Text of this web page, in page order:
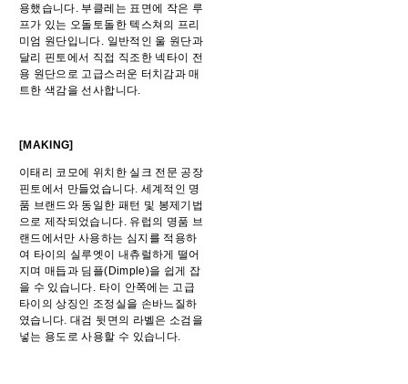
용했습니다. 부클레는 표면에 작은 루
프가 있는 오돌토돌한 텍스쳐의 프리
미엄 원단입니다. 일반적인 울 원단과
달리 핀토에서 직접 직조한 넥타이 전
용 원단으로 고급스러운 터치감과 매
트한 색감을 선사합니다.
[MAKING]
이태리 코모에 위치한 실크 전문 공장
핀토에서 만들었습니다. 세계적인 명
품 브랜드와 동일한 패턴 및 봉제기법
으로 제작되었습니다. 유럽의 명품 브
랜드에서만 사용하는 심지를 적용하
여 타이의 실루엣이 내츄럴하게 떨어
지며 매듭과 딤플(Dimple)을 쉽게 잡
을 수 있습니다. 타이 안쪽에는 고급
타이의 상징인 조정실을 손바느질하
였습니다. 대검 뒷면의 라벨은 소검을
넣는 용도로 사용할 수 있습니다.